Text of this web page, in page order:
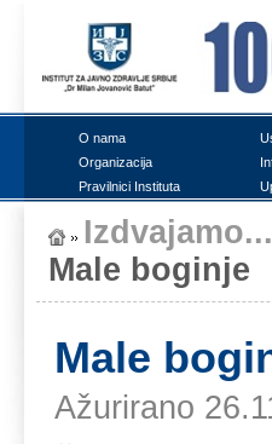
О nаmа
Оrgаnizаciја
Prаvilnici Institutа
Izdvајаmо...
Mаlе bоginjе
Mаlе
Ažurirano